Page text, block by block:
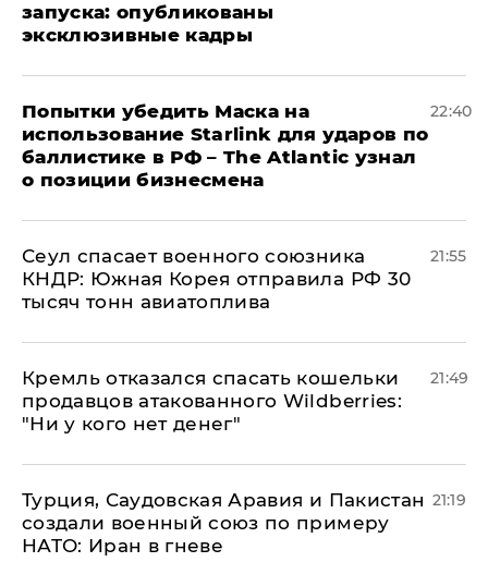
запуска: опубликованы
эксклюзивные кадры
Попытки убедить Маска на
использование Starlink для ударов по
баллистике в РФ – The Atlantic узнал
о позиции бизнесмена
22:40
​Сеул спасает военного союзника
КНДР: Южная Корея отправила РФ 30
тысяч тонн авиатоплива
21:55
Кремль отказался спасать кошельки
продавцов атакованного Wildberries:
"Ни у кого нет денег"
21:49
Турция, Саудовская Аравия и Пакистан
создали военный союз по примеру
НАТО: Иран в гневе
21:19